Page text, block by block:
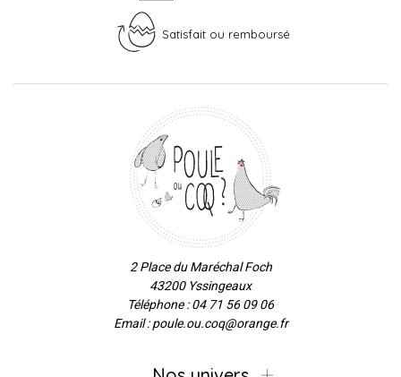
Satisfait ou remboursé
2 Place du Maréchal Foch
43200 Yssingeaux
Téléphone : 04 71 56 09 06
Email : poule.ou.coq@orange.fr